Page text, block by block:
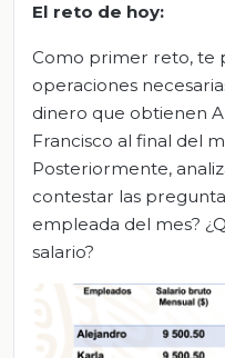
El reto de hoy:
Como primer reto, te
operaciones
dinero que obtienen
Francisco al final del
Posteriormente,
contestar las
empleada del mes?
salario?